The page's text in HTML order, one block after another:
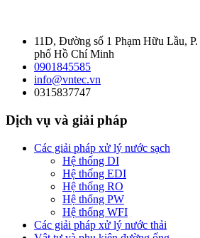
11D, Đường số 1 Phạm Hữu Lầu,
phố Hồ Chí Minh
0901845585
info@vntec.vn
0315837747
Dịch vụ và giải pháp
Các giải pháp xử lý nước sạch
Hệ thống DI
Hệ thống EDI
Hệ thống RO
Hệ thống PW
Hệ thống WFI
Các giải pháp xử lý nước thải